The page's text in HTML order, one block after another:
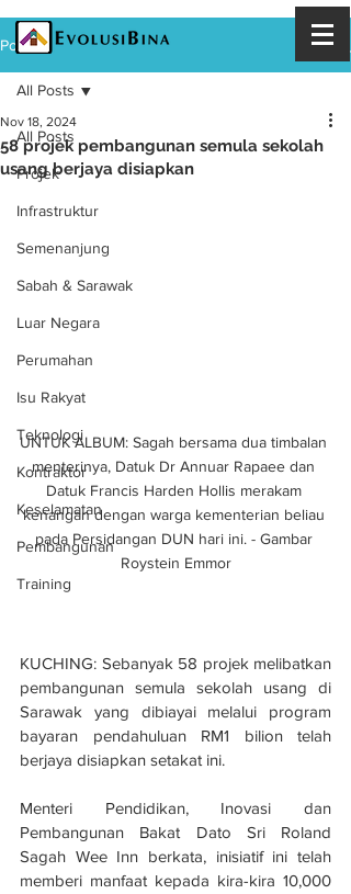
Post
All Posts
Projek
Infrastruktur
Semenanjung
Sabah & Sarawak
Luar Negara
Perumahan
Isu Rakyat
Teknologi
Kontraktor
Keselamatan
Pembangunan
Training
All Posts
58 projek pembangunan semula sekolah
usang berjaya disiapkan
Nov 18, 2024
UNTUK ALBUM: Sagah bersama dua timbalan
menterinya, Datuk Dr Annuar Rapaee dan
Datuk Francis Harden Hollis merakam
kenangan dengan warga kementerian beliau
pada Persidangan DUN hari ini. - Gambar
Roystein Emmor
KUCHING: Sebanyak 58 projek melibatkan
pembangunan semula sekolah usang di
Sarawak yang dibiayai melalui program
bayaran pendahuluan RM1 bilion telah
berjaya disiapkan setakat ini.
Menteri Pendidikan, Inovasi dan
Pembangunan Bakat Dato Sri Roland
Sagah Wee Inn berkata, inisiatif ini telah
memberi manfaat kepada kira-kira 10,000